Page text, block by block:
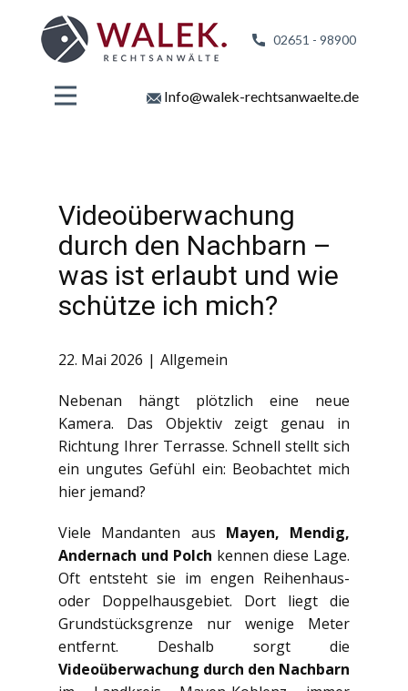
02651 - 98900
Info@walek-rechtsanwaelte.de
Videoüberwachung
durch den Nachbarn –
was ist erlaubt und wie
schütze ich mich?
22. Mai 2026 Allgemein
Nebenan hängt plötzlich eine neue
Kamera. Das Objektiv zeigt genau in
Richtung Ihrer Terrasse. Schnell stellt sich
ein ungutes Gefühl ein: Beobachtet mich
hier jemand?
Viele Mandanten aus Mayen, Mendig,
Andernach und Polch kennen diese Lage.
Oft entsteht sie im engen Reihenhaus-
oder Doppelhausgebiet. Dort liegt die
Grundstücksgrenze nur wenige Meter
entfernt. Deshalb sorgt die
Videoüberwachung durch den Nachbarn